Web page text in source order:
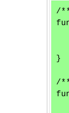
/
}
/